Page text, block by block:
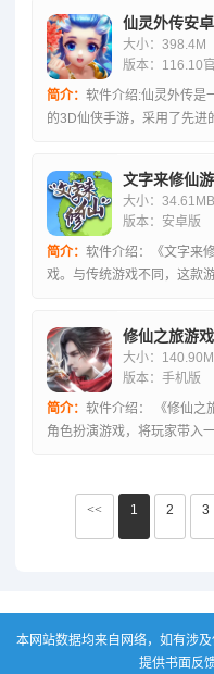
仙灵外传安
大小：398.4M
版本：116.10
简介： 软件介绍:仙灵外传是
的3D仙侠手游，采用了先进
文字来修仙
大小：34.61MB
版本：安卓版
简介： 软件介绍：《文字来
戏。与传统游戏不同，这款
修仙之旅游
大小：
版本：手机版
简介： 软件介绍： 《修仙之
角色扮演游戏，将玩家带入
<< 1 2 3
本网站数据均来自网络，如有涉
提供书面反